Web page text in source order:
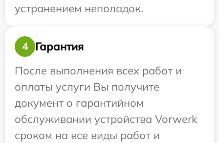
устранением неполадок.
4
Гарантия
После выполнения всех работ и
оплаты услуги Вы получите
документ о гарантийном
обслуживании устройства Vorwerk
сроком на все виды работ и